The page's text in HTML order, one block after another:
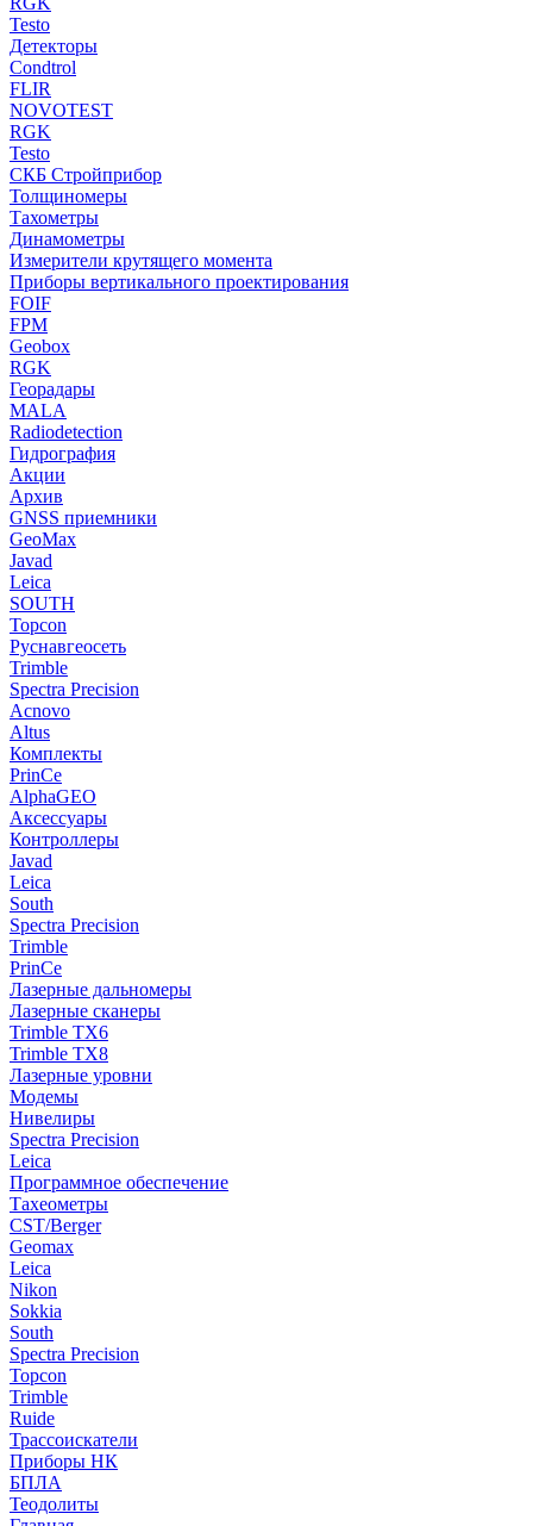
Testo
Детекторы
Condtrol
FLIR
NOVOTEST
RGK
Testo
СКБ Стройприбор
Толщиномеры
Тахометры
Динамометры
Измерители крутящего момента
Приборы вертикального проектирования
FOIF
FPM
Geobox
RGK
Георадары
MALA
Radiodetection
Гидрография
Акции
Архив
GNSS приемники
GeoMax
Javad
Leica
SOUTH
Topcon
Руснавгеосеть
Trimble
Spectra Precision
Acnovo
Altus
Комплекты
PrinCe
AlphaGEO
Аксессуары
Контроллеры
Javad
Leica
South
Spectra Precision
Trimble
PrinCe
Лазерные дальномеры
Лазерные сканеры
Trimble TX6
Trimble TX8
Лазерные уровни
Модемы
Нивелиры
Spectra Precision
Leica
Программное обеспечение
Тахеометры
CST/Berger
Geomax
Leica
Nikon
Sokkia
South
Spectra Precision
Topcon
Trimble
Ruide
Трассоискатели
Приборы НК
БПЛА
Теодолиты